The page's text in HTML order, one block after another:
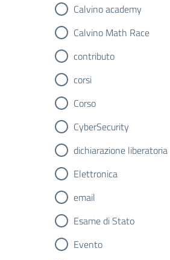
Calvino academy
Calvino Math Race
contributo
corsi
Corso
CyberSecurity
dichiarazione liberatoria
Elettronica
email
Esame di Stato
Evento